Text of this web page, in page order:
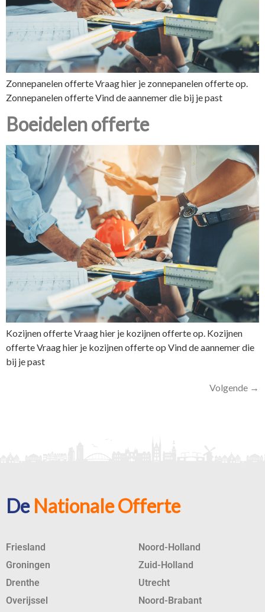
Zonnepanelen offerte Vraag hier je zonnepanelen offerte op.
Zonnepanelen offerte Vind de aannemer die bij je past
Boeidelen offerte
Kozijnen offerte Vraag hier je kozijnen offerte op. Kozijnen
offerte Vraag hier je kozijnen offerte op Vind de aannemer die
bij je past
Volgende →
De Nationale Offerte
Friesland
Groningen
Drenthe
Overijssel
Noord-Holland
Zuid-Holland
Utrecht
Noord-Brabant